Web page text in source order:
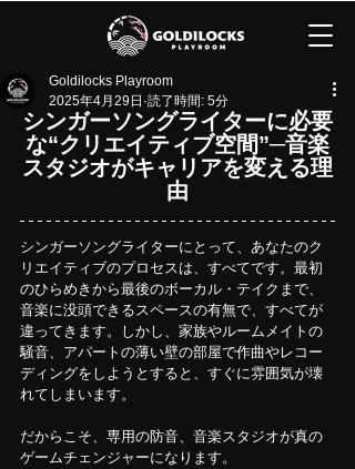
Goldilocks Playroom
2025年4月29日 読了時間: 5分
シンガーソングライターに必要
な“クリエイティブ空間”─音楽
スタジオがキャリアを変える理
由
シンガーソングライターにとって、あなたのク
リエイティブのプロセスは、すべてです。最初
のひらめきから最後のボーカル・テイクまで、
音楽に没頭できるスペースの有無で、すべてが
違ってきます。しかし、家族やルームメイトの
騒音、アパートの薄い壁の部屋で作曲やレコー
ディングをしようとすると、すぐに雰囲気が壊
れてしまいます。
だからこそ、専用の防音、音楽スタジオが真の
ゲームチェンジャーになります。